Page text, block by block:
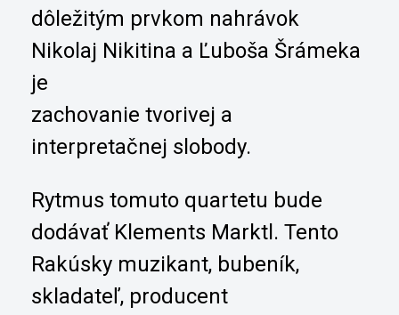
dôležitým prvkom nahrávok
Nikolaj Nikitina a Ľuboša Šrámeka
je
zachovanie tvorivej a
interpretačnej slobody.
Rytmus tomuto quartetu bude
dodávať Klements Marktl. Tento
Rakúsky muzikant, bubeník,
skladateľ, producent